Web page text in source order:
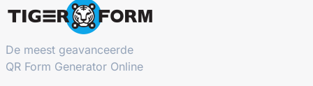
De meest geavanceerde
QR Form Generator Online